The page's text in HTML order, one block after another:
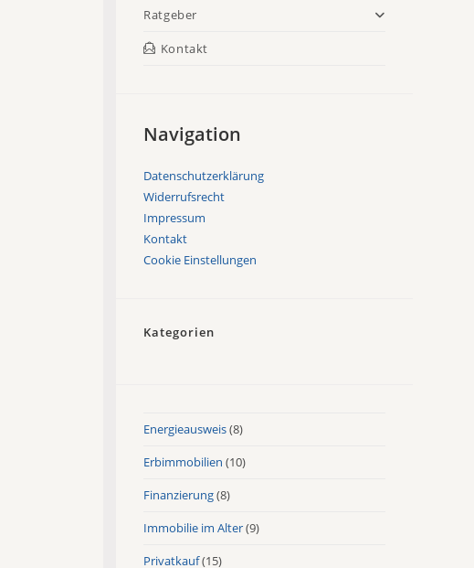
Ratgeber
Kontakt
Navigation
Datenschutzerklärung
Widerrufsrecht
Impressum
Kontakt
Cookie Einstellungen
Kategorien
Energieausweis(8)
Erbimmobilien (10)
Finanzierung(8)
Immobilie im Alter(9)
Privatkauf(15)